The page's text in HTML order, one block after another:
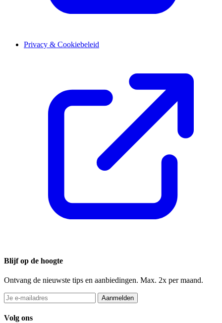
Privacy & Cookiebeleid
Blijf op de hoogte
Ontvang de nieuwste tips en aanbiedingen. Max. 2x per maand.
Aanmelden
Volg ons